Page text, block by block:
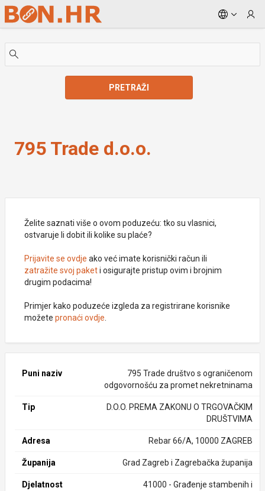
Skip to Main Content
PRETRAŽI
795 Trade d.o.o.
Želite saznati više o ovom poduzeću: tko su vlasnici,
ostvaruje li dobit ili kolike su plaće?
Prijavite se ovdje ako već imate korisnički račun ili
zatražite svoj paketi osigurajte pristup ovim i brojnim
drugim podacima!
Primjer kako poduzeće izgleda za registrirane korisnike
možete pronaći ovdje
Puni naziv
795 Trade društvo s ograničenom
odgovornošću za promet nekretninama
Tip
D.O.O. PREMA ZAKONU O TRGOVAČKIM
DRUŠTVIMA
Adresa Rebar 66/A, 10000 ZAGREB
Županija Grad Zagreb i Zagrebačka županija
Djelatnost
41000 - Građenje stambenih i